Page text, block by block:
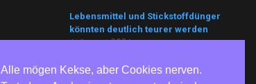
Lebensmittel und Stickstoffdünger
könnten deutlich teurer werden
6. August 2026
Alle mögen Kekse, aber Cookies nerven.